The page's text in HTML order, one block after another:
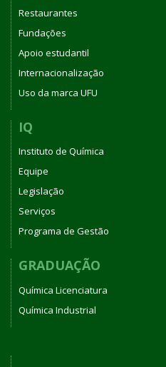
Restaurantes
Fundações
Apoio estudantil
Internacionalização
Uso da marca UFU
IQ
Instituto de Química
Equipe
Legislação
Serviços
Programa de Gestão
GRADUAÇÃO
Química Licenciatura
Química Industrial